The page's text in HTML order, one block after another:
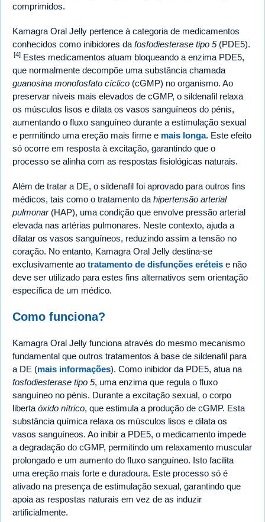
comprimidos.
Kamagra Oral Jelly pertence à categoria de medicamentos
conhecidos como inibidores da fosfodiesterase tipo 5(PDE5).
[4] Estes medicamentos atuam bloqueando a enzima PDE5,
que normalmente decompõe uma substância chamada
guanosina monofosfato cíclico (cGMP) no organismo. Ao
preservar níveis mais elevados de cGMP, o sildenafil relaxa
os músculos lisos e dilata os vasos sanguíneos do pénis,
aumentando o fluxo sanguíneo durante a estimulação sexual
e permitindo uma ereção mais firme e mais longa. Este efeito
só ocorre em resposta à excitação, garantindo que o
processo se alinha com as respostas fisiológicas naturais.
Além de tratar a DE, o sildenafil foi aprovado para outros fins
médicos, tais como o tratamento da hipertensão arterial
pulmonar(HAP), uma condição que envolve pressão arterial
elevada nas artérias pulmonares. Neste contexto, ajuda a
dilatar os vasos sanguíneos, reduzindo assim a tensão no
coração. No entanto, Kamagra Oral Jelly destina-se
exclusivamente ao tratamento de disfunções eréteis e não
deve ser utilizado para estes fins alternativos sem orientação
específica de um médico.
Como funciona?
Kamagra Oral Jelly funciona através do mesmo mecanismo
fundamental que outros tratamentos à base de sildenafil para
a DE (mais informações). Como inibidor da PDE5, atua na
fosfodiesterase tipo 5, uma enzima que regula o fluxo
sanguíneo no pénis. Durante a excitação sexual, o corpo
liberta óxido nítrico, que estimula a produção de cGMP. Esta
substância química relaxa os músculos lisos e dilata os
vasos sanguíneos. Ao inibir a PDE5, o medicamento impede
a degradação do cGMP, permitindo um relaxamento muscular
prolongado e um aumento do fluxo sanguíneo. Isto facilita
uma ereção mais forte e duradoura. Este processo só é
ativado na presença de estimulação sexual, garantindo que
apoia as respostas naturais em vez de as induzir
artificialmente.